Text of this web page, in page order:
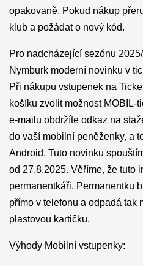
opakovaně. Pokud nákup
klub a požádat o nový kód.
Pro nadcházející sezónu
Nymburk moderní novinku v
Při nákupu vstupenek na
košíku zvolit možnost MOBIL-
e-mailu obdržíte odkaz na
do vaší mobilní peněženky, a
Android. Tuto novinku
od 27.8.2025. Věříme, že tuto
permanentkáři. Permanentku
přímo v telefonu a odpadá tak
plastovou kartičku.
Výhody Mobilní vstupenky: